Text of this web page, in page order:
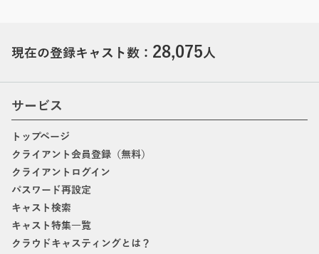
現在の登録キャスト数： 28,075人
サービス
トップページ
クライアント会員登録（無料）
クライアントログイン
パスワード再設定
キャスト検索
キャスト特集一覧
クラウドキャスティングとは？